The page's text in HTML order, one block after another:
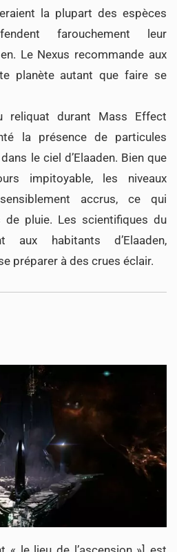
la plupart des espèces
farouchement leur
Le Nexus recommande aux
planète autant que faire se
reliquat durant Mass Effect
la présence de particules
le ciel d’Elaaden. Bien que
impitoyable, les niveaux
accrus, ce qui
de pluie. Les scientifiques du
aux habitants d’Elaaden,
préparer à des crues éclair.